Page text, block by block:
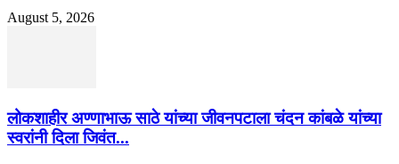
August 5, 2026
लोकशाहीर अण्णाभाऊ साठे यांच्या जीवनपटाला चंदन कांबळे यांच्या
स्वरांनी दिला जिवंत...